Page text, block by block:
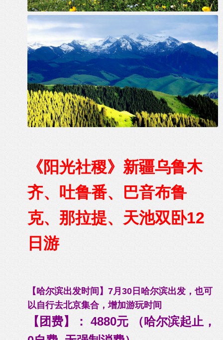
《阳光社稷》新疆乌鲁木
齐、吐鲁番、巴音布鲁
克、那拉提、天池双卧12
日游
【哈尔滨出发时间】7月30日哈尔滨出发，也可
以自行去北京集合，增加游玩时间
【团费】： 4880元 （哈尔滨起止，